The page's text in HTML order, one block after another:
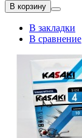
В корзину
В закладки
В сравнение